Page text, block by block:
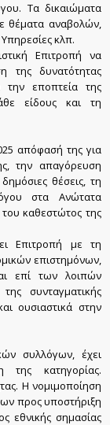
Τα δικαιώματα
θέματα αναβολών,
κλπ.
Επιτροπή να
της δυνατότητας
την εποπτεία της
είδους και τη
απόφασή της για
την απαγόρευση
θέσεις, τη
στα Ανώτατα
καθεστώτος της
Επιτροπή με τη
επιστημόνων,
επί των λοιπών
συνταγματικής
ουσιαστικά στην
συλλόγων, έχει
της κατηγορίας.
Η νομιμοποίηση
προς υποστήριξη
εθνικής σημασίας